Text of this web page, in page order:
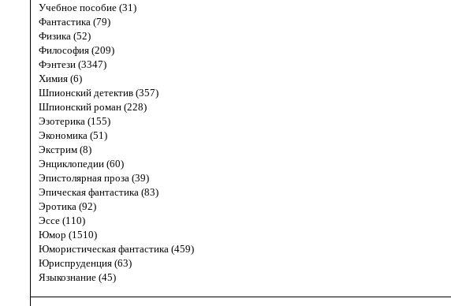
Учебное пособие (31)
Фантастика (79)
Физика (52)
Философия (209)
Фэнтези (3347)
Химия (6)
Шпионский детектив (357)
Шпионский роман (228)
Эзотерика (155)
Экономика (51)
Экстрим (8)
Энциклопедии (60)
Эпистолярная проза (39)
Эпическая фантастика (83)
Эротика (92)
Эссе (110)
Юмор (1510)
Юмористическая фантастика (459)
Юриспруденция (63)
Языкознание (45)